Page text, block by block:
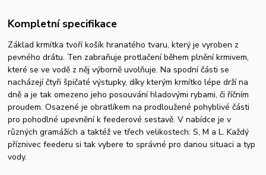
Kompletní specifikace
Základ krmítka tvoří košík hranatého tvaru, který je vyroben z
pevného drátu. Ten zabraňuje protlačení během plnění krmivem,
které se ve vodě z něj výborně uvolňuje. Na spodní části se
nacházejí čtyři špičaté výstupky, díky kterým krmítko lépe drží na
dně a je tak omezeno jeho posouvání hladovými rybami, či říčním
proudem. Osazené je obratlíkem na prodloužené pohyblivé části
pro pohodlné upevnění k feederové sestavě. V nabídce je v
různých gramážích a taktéž ve třech velikostech: S, M a L. Každý
příznivec feederu si tak vybere to správné pro danou situaci a typ
vody.